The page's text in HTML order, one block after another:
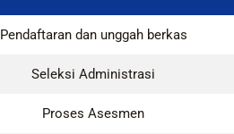
Pendaftaran dan unggah berkas
Seleksi Administrasi
Proses Asesmen